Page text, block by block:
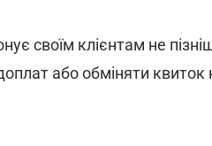
своїм клієнтам не
або обміняти